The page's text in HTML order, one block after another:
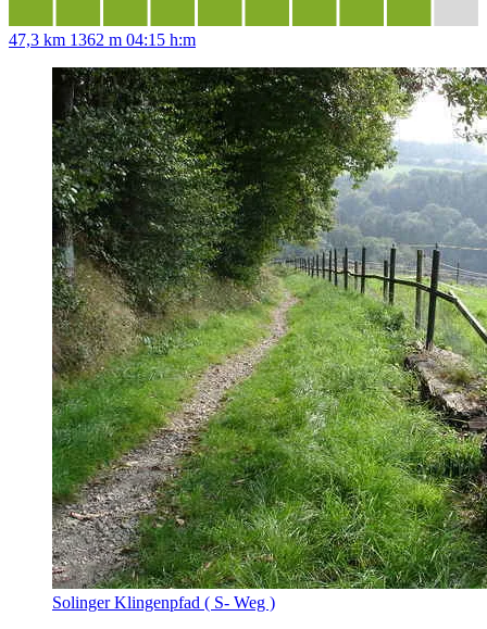
47,3 km 1362 m 04:15 h:m
Solinger Klingenpfad ( S- Weg )